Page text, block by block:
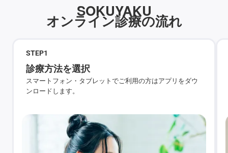
SOKUYAKU
オンライン診療の流れ
STEP1
診療方法を選択
スマートフォン・タブレットでご利用の方はアプリをダウ
ンロードします。